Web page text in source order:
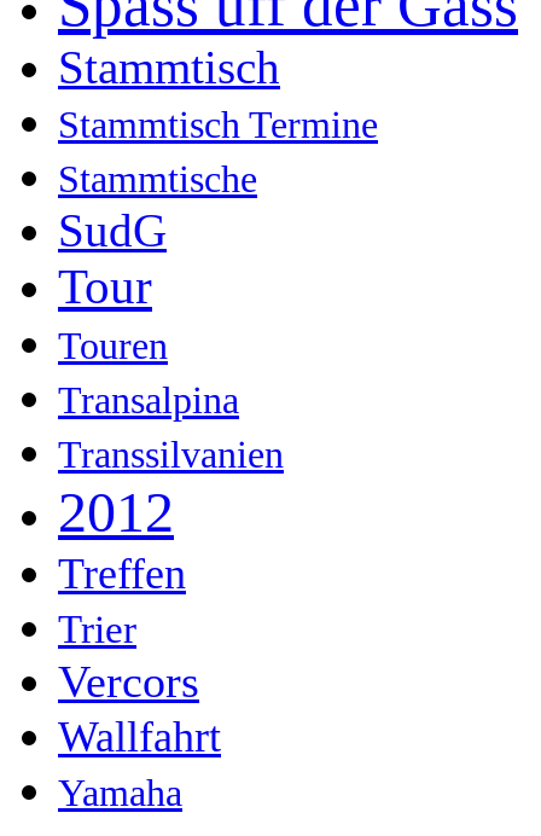
Stammtisch
Stammtisch Termine
Stammtische
SudG
Tour
Touren
Transalpina
Transsilvanien
2012
Treffen
Trier
Vercors
Wallfahrt
Yamaha